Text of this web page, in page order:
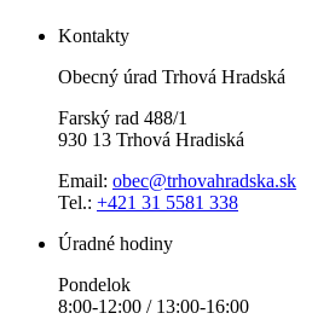
Kontakty
Obecný úrad Trhová Hradská
Farský rad 488/1
930 13 Trhová Hradiská
Email: obec@trhovahradska.sk
Tel.: +421 31 5581 338
Úradné hodiny
Pondelok
8:00-12:00 / 13:00-16:00